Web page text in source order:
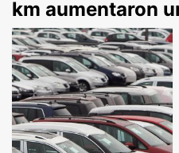
km aumentaron